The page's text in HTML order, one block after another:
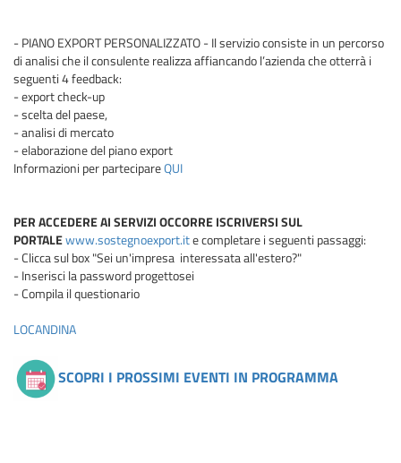
- PIANO EXPORT PERSONALIZZATO - Il servizio consiste in un percorso
di analisi che il consulente realizza affiancando l’azienda che otterrà i
seguenti 4 feedback:
- export check-up
- scelta del paese,
- analisi di mercato
- elaborazione del piano export
Informazioni per partecipareQUI
PER ACCEDERE AI SERVIZI OCCORRE ISCRIVERSI SUL
PORTALEwww.sostegnoexport.ite completare i seguenti passaggi:
- Clicca sul box "Sei un'impresa interessata all'estero?"
- Inserisci la password progettosei
- Compila il questionario
LOCANDINA
SCOPRI I PROSSIMI EVENTI IN PROGRAMMA